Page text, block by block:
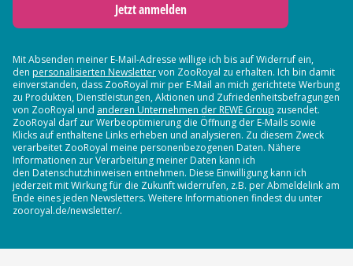
Jetzt anmelden
Mit Absenden meiner E-Mail-Adresse willige ich bis auf Widerruf ein,
den personalisierten Newslettervon ZooRoyal zu erhalten. Ich bin damit
einverstanden, dass ZooRoyal mir per E-Mail an mich gerichtete Werbung
zu Produkten, Dienstleistungen, Aktionen und Zufriedenheitsbefragungen
von ZooRoyal und anderen Unternehmen der REWE Group zusendet.
ZooRoyal darf zur Werbeoptimierung die Öffnung der E-Mails sowie
Klicks auf enthaltene Links erheben und analysieren. Zu diesem Zweck
verarbeitet ZooRoyal meine personenbezogenen Daten. Nähere
Informationen zur Verarbeitung meiner Daten kann ich
den Datenschutzhinweisen entnehmen. Diese Einwilligung kann ich
jederzeit mit Wirkung für die Zukunft widerrufen, z.B. per Abmeldelink am
Ende eines jeden Newsletters. Weitere Informationen findest du unter
zooroyal.de/newsletter/.